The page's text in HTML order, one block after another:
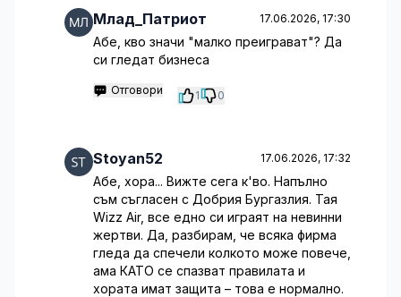
Млад_Патриот 17.06.2026, 17:30
Абе, кво значи "малко преиграват"? Да
си гледат бизнеса
Отговори 1 0
Stoyan52 17.06.2026, 17:32
Абе, хора... Вижте сега к'во. Напълно
съм съгласен с Добрия Бургазлия. Тая
Wizz Air, все едно си играят на невинни
жертви. Да, разбирам, че всяка фирма
гледа да спечели колкото може повече,
ама КАТО се спазват правилата и
хората имат защита – това е нормално.